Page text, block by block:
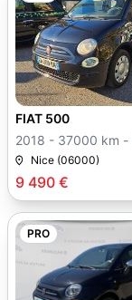
9 490 €
FIAT 500
Nice (06000)
PRO